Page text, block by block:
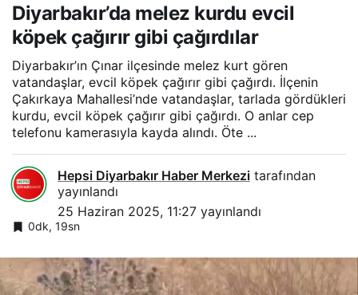
Diyarbakır’da melez kurdu evcil
köpek çağırır gibi çağırdılar
Diyarbakır’ın Çınar ilçesinde melez kurt gören
vatandaşlar, evcil köpek çağırır gibi çağırdı. İlçenin
Çakırkaya Mahallesi’nde vatandaşlar, tarlada gördükleri
kurdu, evcil köpek çağırır gibi çağırdı. O anlar cep
telefonu kamerasıyla kayda alındı. Öte ...
Hepsi Diyarbakır Haber Merkezi tarafından
yayınlandı
25 Haziran 2025, 11:27 yayınlandı
0dk, 19sn